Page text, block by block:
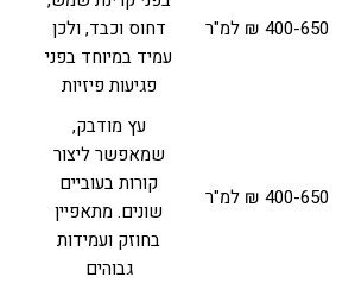
400-650 ₪ למ"ר
דחוס וכבד, ולכן
עמיד במיוחד בפני
פגיעות פיזיות
400-650 ₪ למ"ר
עץ מודבק,
שמאפשר ליצור
קורות בעוביים
שונים. מתאפיין
בחוזק ועמידות
גבוהים